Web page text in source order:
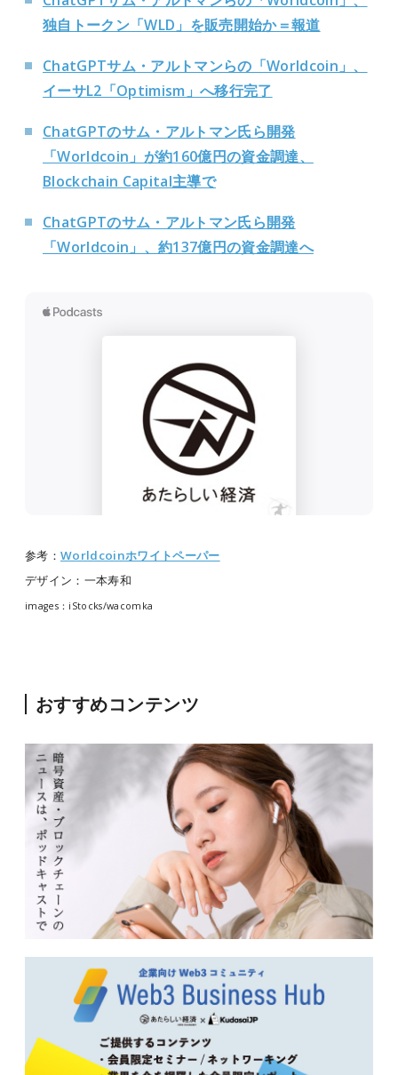
独自トークン「WLD」を販売開始か＝報道
ChatGPTサム・アルトマンらの「Worldcoin」、
イーサL2「Optimism」へ移行完了
ChatGPTのサム・アルトマン氏ら開発
「Worldcoin」が約160億円の資金調達、
Blockchain Capital主導で
ChatGPTのサム・アルトマン氏ら開発
「Worldcoin」、約137億円の資金調達へ
参考： Worldcoinホワイトペーパー
デザイン：一本寿和
images：iStocks/wacomka
おすすめコンテンツ